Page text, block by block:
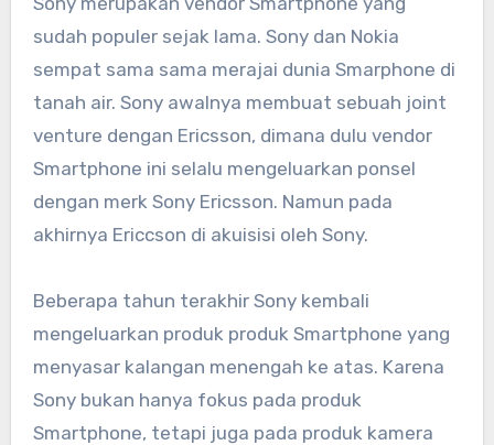
sudah populer sejak lama. Sony dan Nokia
sempat sama sama merajai dunia Smarphone di
tanah air. Sony awalnya membuat sebuah joint
venture dengan Ericsson, dimana dulu vendor
Smartphone ini selalu mengeluarkan ponsel
dengan merk Sony Ericsson. Namun pada
akhirnya Ericcson di akuisisi oleh Sony.
Beberapa tahun terakhir Sony kembali
mengeluarkan produk produk Smartphone yang
menyasar kalangan menengah ke atas. Karena
Sony bukan hanya fokus pada produk
Smartphone, tetapi juga pada produk kamera